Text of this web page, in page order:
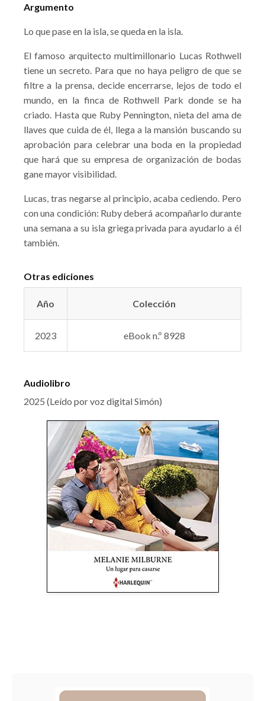
Argumento
Lo que pase en la isla, se queda en la isla.
El famoso arquitecto multimillonario Lucas Rothwell
tiene un secreto. Para que no haya peligro de que se
filtre a la prensa, decide encerrarse, lejos de todo el
mundo, en la finca de Rothwell Park donde se ha
criado. Hasta que Ruby Pennington, nieta del ama de
llaves que cuida de él, llega a la mansión buscando su
aprobación para celebrar una boda en la propiedad
que hará que su empresa de organización de bodas
gane mayor visibilidad.
Lucas, tras negarse al principio, acaba cediendo. Pero
con una condición: Ruby deberá acompañarlo durante
una semana a su isla griega privada para ayudarlo a él
también.
Otras ediciones
Año Colección
2023 eBook n.º 8928
Audiolibro
2025 (Leído por voz digital Simón)